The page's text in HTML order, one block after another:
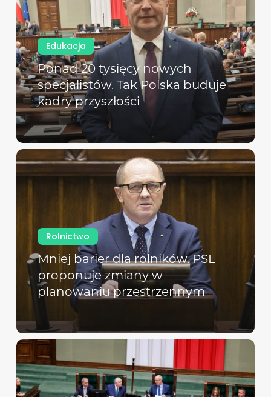
Edukacja
Ponad 20 tysięcy nowych
specjalistów. Tak Polska buduje
kadry przyszłości
Rolnictwo
Mniej barier dla rolników. PSL
proponuje zmiany w
planowaniu przestrzennym